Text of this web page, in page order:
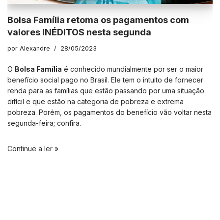
Bolsa Família retoma os pagamentos com
valores INÉDITOS nesta segunda
por Alexandre 28/05/2023
O Bolsa Família é conhecido mundialmente por ser o maior
benefício social pago no Brasil. Ele tem o intuito de fornecer
renda para as famílias que estão passando por uma situação
difícil e que estão na categoria de pobreza e extrema
pobreza. Porém, os pagamentos do benefício vão voltar nesta
segunda-feira; confira.
Continue a ler »